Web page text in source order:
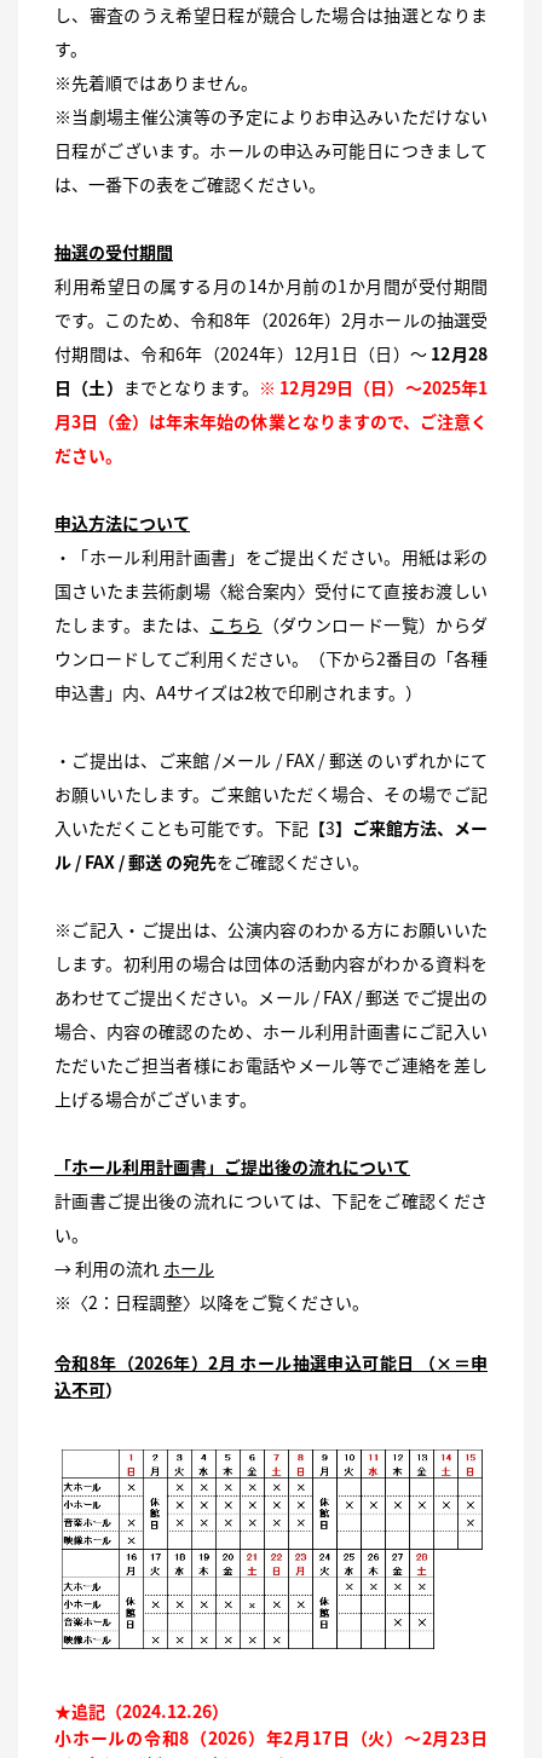
し、審査のうえ希望日程が競合した場合は抽選となりま
す。
※先着順ではありません。
※当劇場主催公演等の予定によりお申込みいただけない
日程がございます。ホールの申込み可能日につきまして
は、一番下の表をご確認ください。
抽選の受付期間
利用希望日の属する月の14か月前の1か月間が受付期間
です。このため、令和8年（2026年）2月ホールの抽選受
付期間は、令和6年（2024年）12月1日（日）～ 12月28
日（土） までとなります。 ※ 12月29日（日）～2025年1
月3日（金）は年末年始の休業となりますので、ご注意く
ださい。
申込方法について
・「ホール利用計画書」をご提出ください。用紙は彩の
国さいたま芸術劇場〈総合案内〉受付にて直接お渡しい
たします。または、 こちら （ダウンロード一覧）からダ
ウンロードしてご利用ください。（下から2番目の「各種
申込書」内、A4サイズは2枚で印刷されます。）
・ご提出は、ご来館 /メール / FAX / 郵送 のいずれかにて
お願いいたします。ご来館いただく場合、その場でご記
入いただくことも可能です。下記【3】 ご来館方法、メー
ル / FAX / 郵送 の宛先をご確認ください。
※ご記入・ご提出は、公演内容のわかる方にお願いいた
します。初利用の場合は団体の活動内容がわかる資料を
あわせてご提出ください。メール / FAX / 郵送 でご提出の
場合、内容の確認のため、ホール利用計画書にご記入い
ただいたご担当者様にお電話やメール等でご連絡を差し
上げる場合がございます。
「ホール利用計画書」ご提出後の流れについて
計画書ご提出後の流れについては、下記をご確認くださ
い。
→ 利用の流れ ホール
※〈2：日程調整〉以降をご覧ください。
令和8年（2026年）2月 ホール抽選申込可能日 （×＝申
込不可）
★追記（2024.12.26）
小ホールの令和8（2026）年2月17日（火）～2月23日